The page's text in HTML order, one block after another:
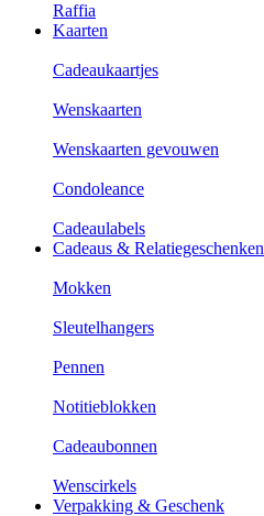
Raffia
Kaarten
Cadeaukaartjes
Wenskaarten
Wenskaarten gevouwen
Condoleance
Cadeaulabels
Cadeaus & Relatiegeschenken
Mokken
Sleutelhangers
Pennen
Notitieblokken
Cadeaubonnen
Wenscirkels
Verpakking & Geschenk